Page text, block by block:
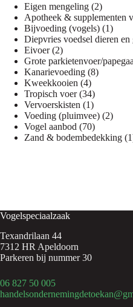
Eigen mengeling 22
Apotheek & supplementen
Bijvoeding (vogels) 11
Diepvries voedsel dieren en
Eivoer 22
producten
Grote parkietenvoer/
Kanarievoeding 88
Kweekkooien 44
producten
Tropisch voer 3434
producten
Vervoerskisten 11
product
Voeding (pluimvee) 22
Vogel aanbod 7070
producten
Zand & bodembedekking 1
Vogelspeciaalzaak
Texandrilaan 44
7312 HR Apeldoorn
Parkeren bij nummer 30
06 827 50 005